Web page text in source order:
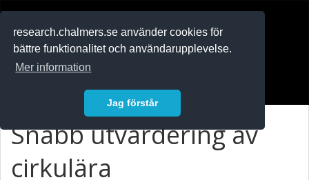
research.chalmers.se använder cookies för
bättre funktionalitet och användarupplevelse.
Mer information
Jag förstår
Snabb utvärdering av
cirkulära